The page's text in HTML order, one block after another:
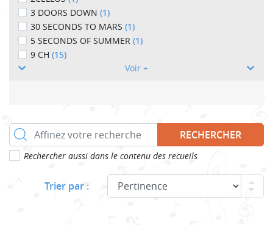
3 DOORS DOWN (1)
30 SECONDS TO MARS (1)
5 SECONDS OF SUMMER (1)
9 CH (15)
Voir +
RECHERCHER
Rechercher aussi dans le contenu des recueils
Trier par :